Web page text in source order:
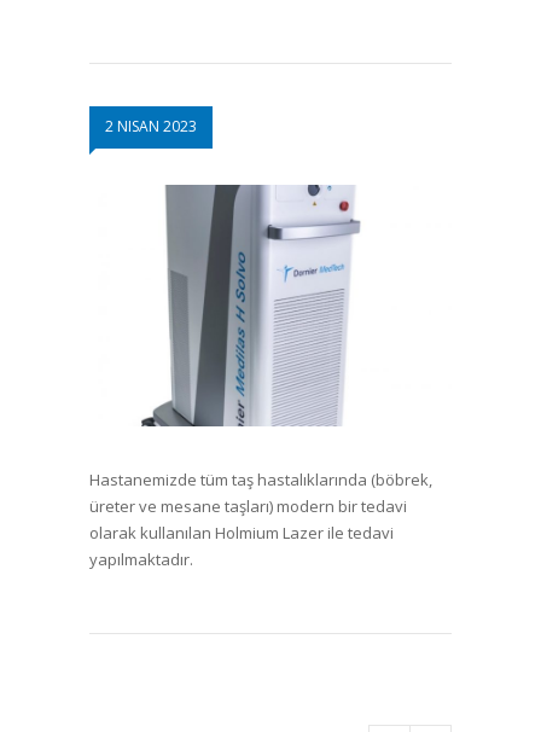
2 NISAN 2023
Hastanemizde tüm taş hastalıklarında (böbrek,
üreter ve mesane taşları) modern bir tedavi
olarak kullanılan Holmium Lazer ile tedavi
yapılmaktadır.